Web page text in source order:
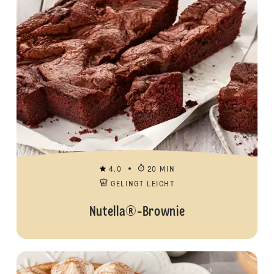
4.0
20 MIN
GELINGT LEICHT
Nutella®-Brownie